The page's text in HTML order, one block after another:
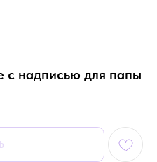
с надписью для папы